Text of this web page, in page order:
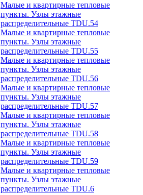
Малые и квартирные тепловые
пункты. Узлы этажные
распределительные TDU.54
Малые и квартирные тепловые
пункты. Узлы этажные
распределительные TDU.55
Малые и квартирные тепловые
пункты. Узлы этажные
распределительные TDU.56
Малые и квартирные тепловые
пункты. Узлы этажные
распределительные TDU.57
Малые и квартирные тепловые
пункты. Узлы этажные
распределительные TDU.58
Малые и квартирные тепловые
пункты. Узлы этажные
распределительные TDU.59
Малые и квартирные тепловые
пункты. Узлы этажные
распределительные TDU.6